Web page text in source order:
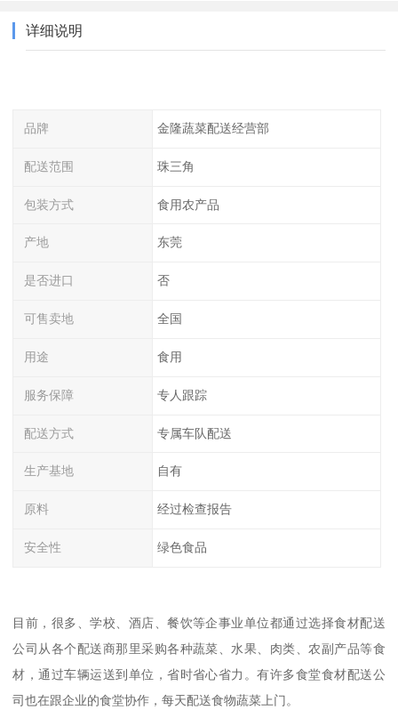
详细说明
品牌 金隆蔬菜配送经营部
配送范围 珠三角
包装方式 食用农产品
产地 东莞
是否进口 否
可售卖地 全国
用途 食用
服务保障 专人跟踪
配送方式 专属车队配送
生产基地 自有
原料 经过检查报告
安全性 绿色食品
目前，很多、学校、酒店、餐饮等企事业单位都通过选择食材配送
公司从各个配送商那里采购各种蔬菜、水果、肉类、农副产品等食
材，通过车辆运送到单位，省时省心省力。有许多食堂食材配送公
司也在跟企业的食堂协作，每天配送食物蔬菜上门。